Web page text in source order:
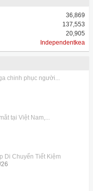
36,869
137,553
20,905
Independentkea
chinh phục người...
tại Việt Nam,...
Di Chuyển Tiết Kiệm